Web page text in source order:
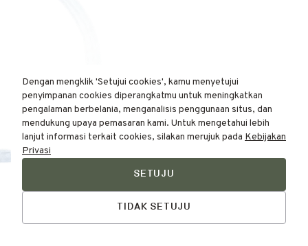
Dengan mengklik 'Setujui cookies', kamu menyetujui
penyimpanan cookies diperangkatmu untuk meningkatkan
pengalaman berbelania, menganalisis penggunaan situs, dan
mendukung upaya pemasaran kami. Untuk mengetahui lebih
lanjut informasi terkait cookies, silakan merujuk pada Kebijakan
Privasi
SETUJU
TIDAK SETUJU
Find Your